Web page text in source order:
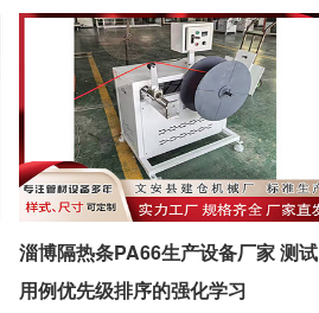
淄博隔热条PA66生产设备厂家 测试
用例优先级排序的强化学习